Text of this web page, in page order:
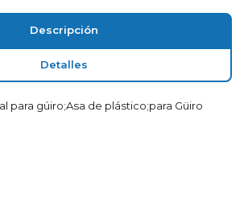
Descripción
Detalles
para gúiro;Asa de plástico;para Güiro